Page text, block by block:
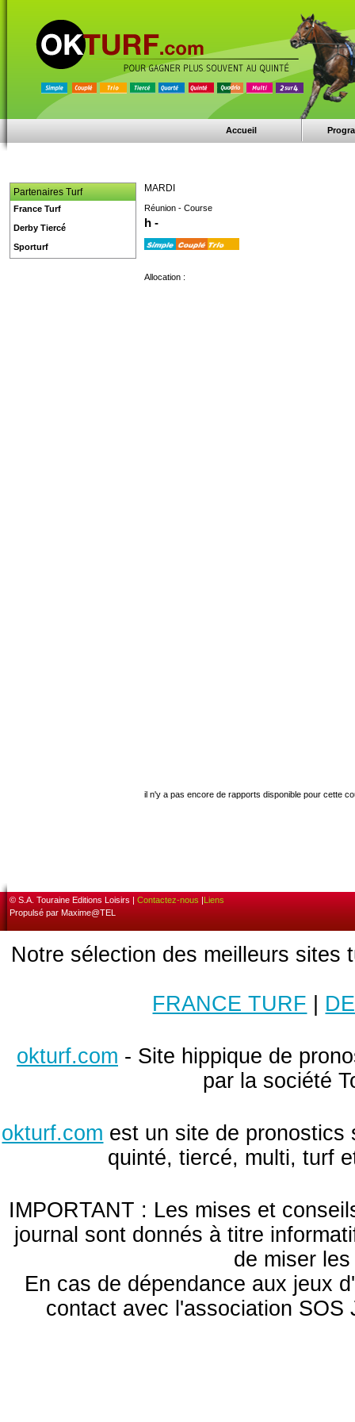
Accueil
MARDI
Réunion - Course
h -
Allocation :
il n'y a pas encore de rapports disponible pour cette
Partenaires Turf
France Turf
Derby Tiercé
Sporturf
© S.A. Touraine Editions Loisirs | Contactez-nous |Liens
Propulsé par Maxime@TEL
Notre sélection des meilleurs sites
FRANCE TURF
okturf.com - Site hippique de
par la société
okturf.com est un site de pronostics
quinté, tiercé, multi, turf
IMPORTANT : Les mises et
journal sont donnés à titre
de miser
En cas de dépendance aux jeux
contact avec l'association